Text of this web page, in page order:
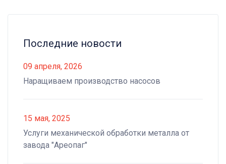
Последние новости
09 апреля, 2026
Наращиваем производство насосов
15 мая, 2025
Услуги механической обработки металла от
завода "Ареопаг"